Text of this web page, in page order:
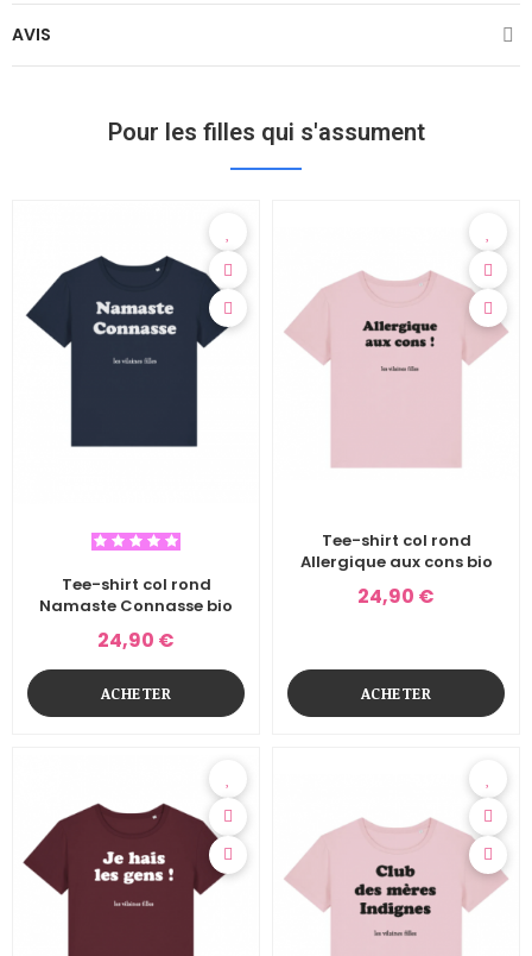
AVIS
Pour les filles qui s'assument
Tee-shirt col rond
Namaste Connasse bio
24,90 €
ACHETER
Tee-shirt col rond
Allergique aux cons bio
24,90 €
ACHETER